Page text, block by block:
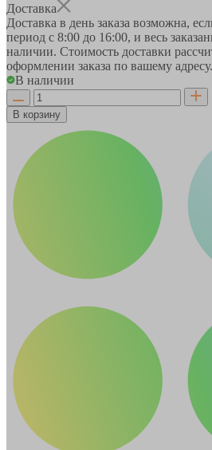
Доставка
Доставка в день заказа возможна,
период с 8:00 до 16:00, и весь
наличии. Стоимость доставки
оформлении заказа по вашему адресу.
В наличии
В корзину